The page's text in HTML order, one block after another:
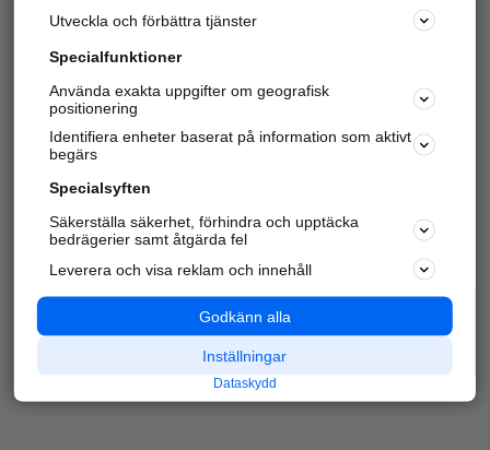
Varje vecka besöker du och4 miljoner
andra
härliga användare oss för att hitta rätt lokal
information om företag, privatpersoner och
platser.
Utveckla och förbättra tjänster
Specialfunktioner
Använda exakta uppgifter om geografisk
positionering
Identifiera enheter baserat på information som aktivt
begärs
Specialsyften
Säkerställa säkerhet, förhindra och upptäcka
bedrägerier samt åtgärda fel
Leverera och visa reklam och innehåll
Godkänn alla
Inställningar
Dataskydd